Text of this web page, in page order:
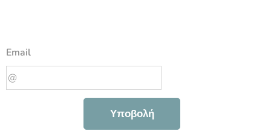
Email
Υποβολή